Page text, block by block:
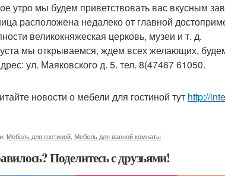
утро мы будем приветствовать вас вкусным
расположена недалеко от главной
великокняжеская церковь, музеи и т. д.
мы открываемся, ждем всех желающих,
ул. Маяковского д. 5. тел. 8(47467 61050.
новости о мебели для гостиной тут http://
Мебель для гостиной Мебель для ванной комнаты
Поделитесь с друзьями!